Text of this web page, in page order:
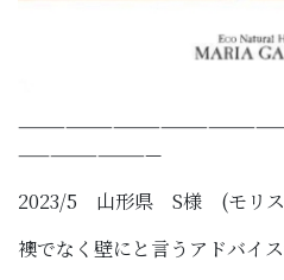
—————————
2023/5 山形県 S様 (モリス
襖でなく壁にと言うアドバイ